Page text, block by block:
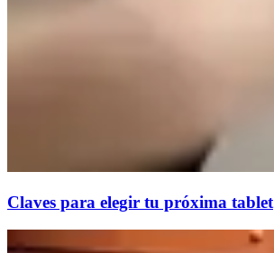
Claves para elegir tu próxima tablet